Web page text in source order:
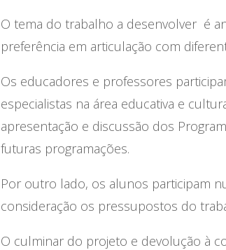
O tema do trabalho a desenvolver é
preferência em articulação com
Os educadores e professores
especialistas na área educativa e
apresentação e discussão dos
futuras programações.
Por outro lado, os alunos participam
consideração os pressupostos do
O culminar do projeto e devolução à